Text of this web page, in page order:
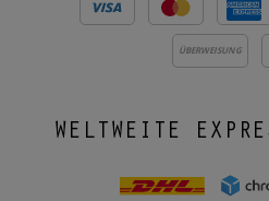
ÜBERWEISUNG
WELTWEITE